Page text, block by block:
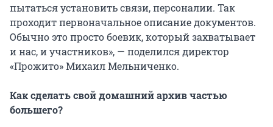
пытаться установить связи, персоналии. Так
проходит первоначальное описание документов.
Обычно это просто боевик, который захватывает
и нас, и участников», — поделился директор
«Прожито» Михаил Мельниченко.
Как сделать свой домашний архив частью
большего?